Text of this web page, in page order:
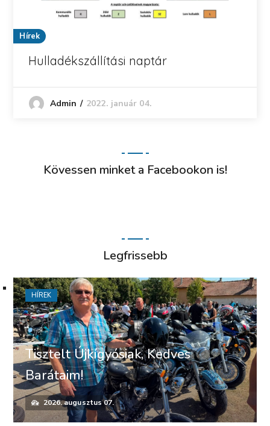
Hírek
Hulladékszállítási naptár
Admin 2022. január 04.
Kövessen minket a Facebookon is!
Legfrissebb
Tisztelt Újkígyósiak, Kedves
Barátaim!
2026. augusztus 07.
HÍREK